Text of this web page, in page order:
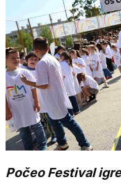
Počeo Festival